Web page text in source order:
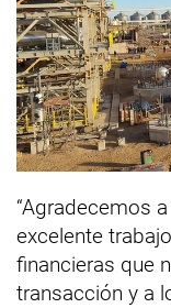
“Agradecemos
excelente
financieras que
transacción y a